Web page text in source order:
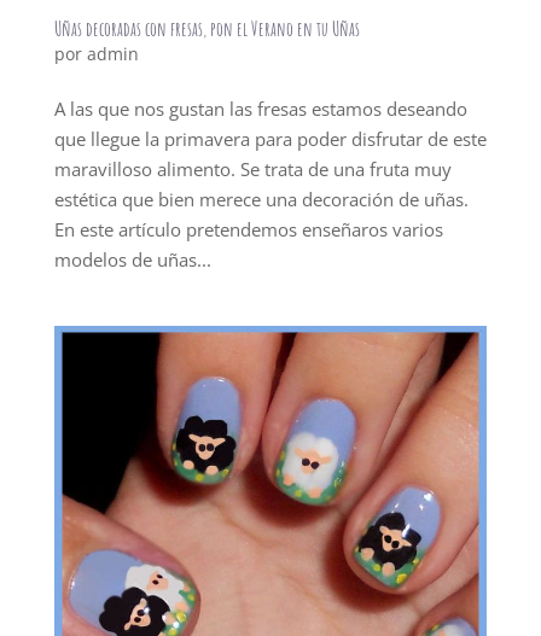
Uñas decoradas con fresas, pon el Verano en tu Uñas
por admin
A las que nos gustan las fresas estamos deseando
que llegue la primavera para poder disfrutar de este
maravilloso alimento. Se trata de una fruta muy
estética que bien merece una decoración de uñas.
En este artículo pretendemos enseñaros varios
modelos de uñas...